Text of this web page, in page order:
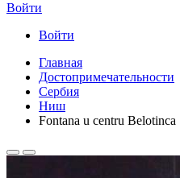
Войти
Войти
Главная
Достопримечательности
Сербия
Ниш
Fontana u centru Belotinca